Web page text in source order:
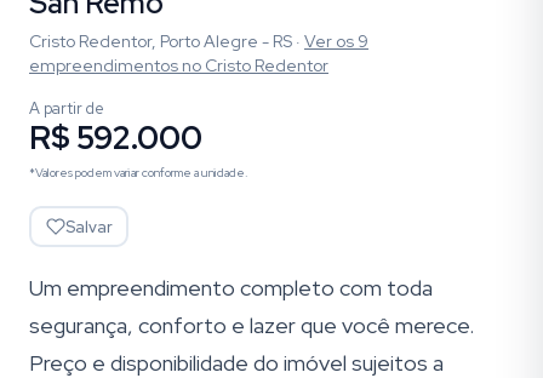
Cristo Redentor, Porto Alegre - RS · Ver os 9
empreendimentos no Cristo Redentor
A partir de
R$ 592.000
*Valores podem variar conforme a unidade.
Salvar
Um empreendimento completo com toda
segurança, conforto e lazer que você merece.
Preço e disponibilidade do imóvel sujeitos a